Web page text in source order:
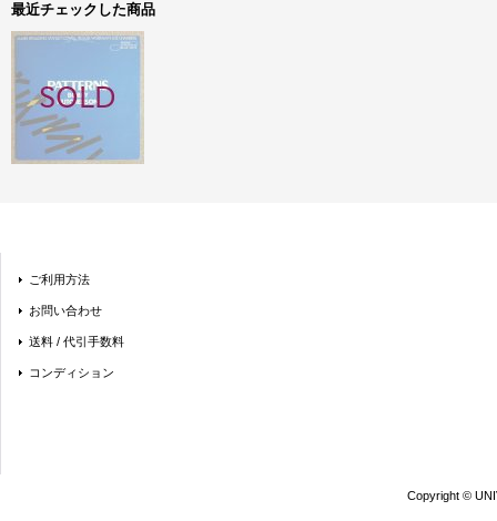
最近チェックした商品
ご利用方法
お問い合わせ
送料 / 代引手数料
コンディション
Copyright ©